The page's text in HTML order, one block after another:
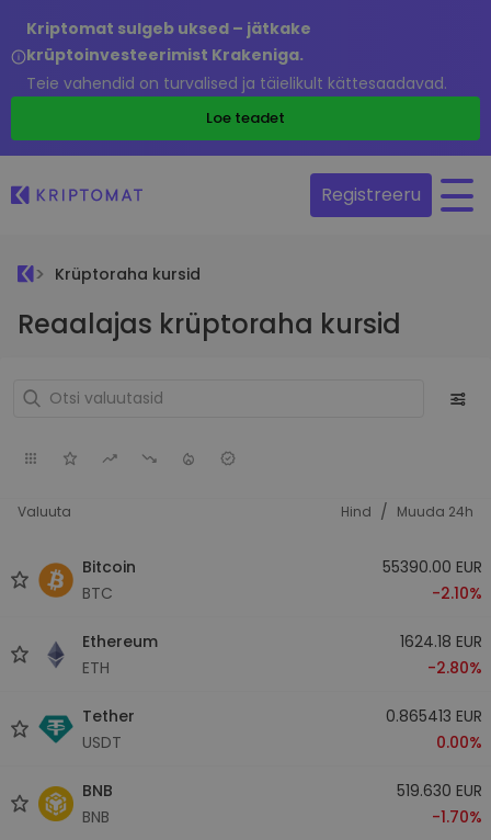
Kriptomat sulgeb uksed – jätkake
krüptoinvesteerimist Krakeniga.
Teie vahendid on turvalised ja täielikult kättesaadavad.
Loe teadet
Registreeru
Krüptoraha kursid
Reaalajas krüptoraha kursid
Valuuta Hind / Muuda 24h
Bitcoin
BTC
55390.00 EUR
-2.10%
Ethereum
ETH
1624.18 EUR
-2.80%
Tether
USDT
0.865413 EUR
0.00%
BNB
BNB
519.630 EUR
-1.70%